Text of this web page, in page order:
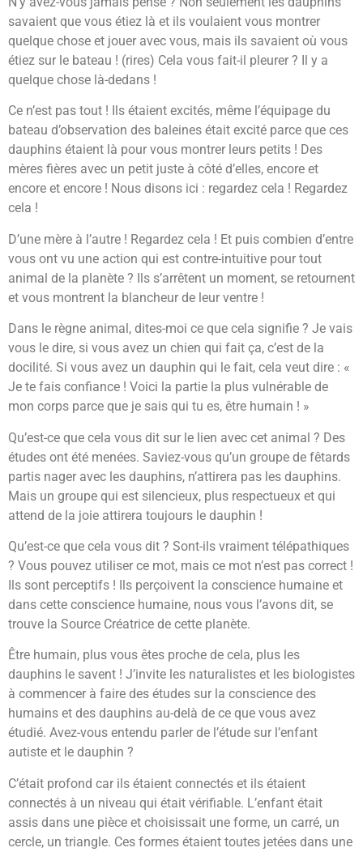
savaient que vous étiez là et ils voulaient vous montrer
quelque chose et jouer avec vous, mais ils savaient où vous
étiez sur le bateau ! (rires) Cela vous fait-il pleurer ? Il y a
quelque chose là-dedans !
Ce n’est pas tout ! Ils étaient excités, même l’équipage du
bateau d’observation des baleines était excité parce que ces
dauphins étaient là pour vous montrer leurs petits ! Des
mères fières avec un petit juste à côté d’elles, encore et
encore et encore ! Nous disons ici : regardez cela ! Regardez
cela !
D’une mère à l’autre ! Regardez cela ! Et puis combien d’entre
vous ont vu une action qui est contre-intuitive pour tout
animal de la planète ? Ils s’arrêtent un moment, se retournent
et vous montrent la blancheur de leur ventre !
Dans le règne animal, dites-moi ce que cela signifie ? Je vais
vous le dire, si vous avez un chien qui fait ça, c’est de la
docilité. Si vous avez un dauphin qui le fait, cela veut dire : «
Je te fais confiance ! Voici la partie la plus vulnérable de
mon corps parce que je sais qui tu es, être humain ! »
Qu’est-ce que cela vous dit sur le lien avec cet animal ? Des
études ont été menées. Saviez-vous qu’un groupe de fêtards
partis nager avec les dauphins, n’attirera pas les dauphins.
Mais un groupe qui est silencieux, plus respectueux et qui
attend de la joie attirera toujours le dauphin !
Qu’est-ce que cela vous dit ? Sont-ils vraiment télépathiques
? Vous pouvez utiliser ce mot, mais ce mot n’est pas correct !
Ils sont perceptifs ! Ils perçoivent la conscience humaine et
dans cette conscience humaine, nous vous l’avons dit, se
trouve la Source Créatrice de cette planète.
Être humain, plus vous êtes proche de cela, plus les
dauphins le savent ! J’invite les naturalistes et les biologistes
à commencer à faire des études sur la conscience des
humains et des dauphins au-delà de ce que vous avez
étudié. Avez-vous entendu parler de l’étude sur l’enfant
autiste et le dauphin ?
C’était profond car ils étaient connectés et ils étaient
connectés à un niveau qui était vérifiable. L’enfant était
assis dans une pièce et choisissait une forme, un carré, un
cercle, un triangle. Ces formes étaient toutes jetées dans une